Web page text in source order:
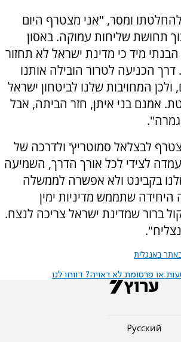
ומסר, "אני מצטרף היום
תחושת שליחות עמוקה. באסון
מיד כי מדינת ישראל לא תחזור
הכניעה לטרור הובילה אותנו
המחויבות שלנו לביטחון ישראל
אמנם בני איתן, חזר הביתה, אבל
לבצלאל סמוטריץ' ולדרכה של
לצידי לכל אורך הדרך, השמיעה
בקבינט ולא אפשרה לממשלה
היחידה שתממש מדיניות ימין
ברור שמדינת ישראל צריכה לנצח.
באנגלית
או פרסומת לא ראויה? דווחו לנו
Pусский